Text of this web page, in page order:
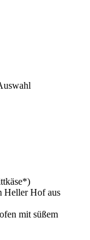
Heller Hof aus
mit süßem